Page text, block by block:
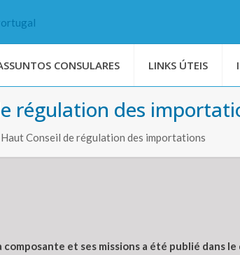
CONSULARES LINKS ÚTEIS
régulation des
Conseil de régulation des importations
et ses missions a été publié dans le